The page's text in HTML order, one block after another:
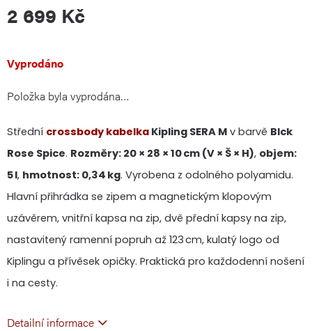
2 699 Kč
Měrná
cena:
Vyprodáno
Položka byla vyprodána…
Střední crossbody kabelka Kipling SERA M v barvě Blck
Rose Spice. Rozměry: 20 × 28 × 10 cm (V × Š × H), objem:
5 l, hmotnost: 0,34 kg. Vyrobena z odolného polyamidu.
Hlavní přihrádka se zipem a magnetickým klopovým
uzávěrem, vnitřní kapsa na zip, dvě přední kapsy na zip,
nastavitený ramenní popruh až 123 cm, kulatý logo od
Kiplingu a přívěsek opičky. Praktická pro každodenní nošení
i na cesty.
Detailní informace